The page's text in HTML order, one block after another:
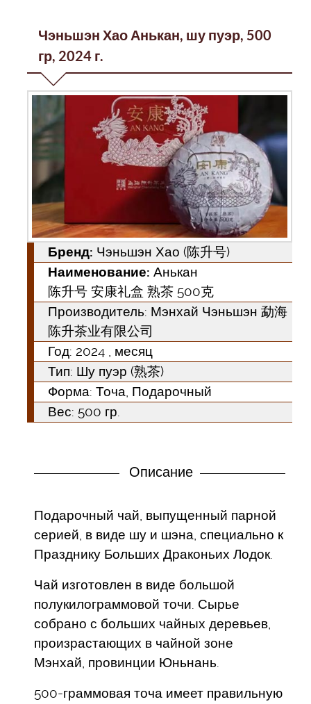
Чэньшэн Хао Анькан, шу пуэр, 500
гр, 2024 г.
Бренд: Чэньшэн Хао (陈升号)
Наименование: Анькан
陈升号 安康礼盒 熟茶 500克
Производитель: Мэнхай Чэньшэн 勐海
陈升茶业有限公司
Год: 2024 , месяц
Тип: Шу пуэр (熟茶)
Форма: Точа, Подарочный
Вес: 500 гр.
Описание
Подарочный чай, выпущенный парной
серией, в виде шу и шэна, специально к
Празднику Больших Драконьих Лодок.
Чай изготовлен в виде большой
полукилограммовой точи. Сырье
собрано с больших чайных деревьев,
произрастающих в чайной зоне
Мэнхай, провинции Юньнань.
500-граммовая точа имеет правильную